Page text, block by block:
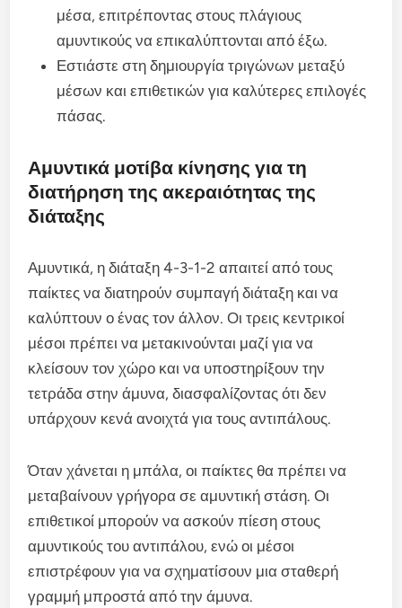
μέσα, επιτρέποντας στους πλάγιους
αμυντικούς να επικαλύπτονται από έξω.
Εστιάστε στη δημιουργία τριγώνων μεταξύ
μέσων και επιθετικών για καλύτερες επιλογές
πάσας.
Αμυντικά μοτίβα κίνησης για τη
διατήρηση της ακεραιότητας της
διάταξης
Αμυντικά, η διάταξη 4-3-1-2 απαιτεί από τους
παίκτες να διατηρούν συμπαγή διάταξη και να
καλύπτουν ο ένας τον άλλον. Οι τρεις κεντρικοί
μέσοι πρέπει να μετακινούνται μαζί για να
κλείσουν τον χώρο και να υποστηρίξουν την
τετράδα στην άμυνα, διασφαλίζοντας ότι δεν
υπάρχουν κενά ανοιχτά για τους αντιπάλους.
Όταν χάνεται η μπάλα, οι παίκτες θα πρέπει να
μεταβαίνουν γρήγορα σε αμυντική στάση. Οι
επιθετικοί μπορούν να ασκούν πίεση στους
αμυντικούς του αντιπάλου, ενώ οι μέσοι
επιστρέφουν για να σχηματίσουν μια σταθερή
γραμμή μπροστά από την άμυνα.